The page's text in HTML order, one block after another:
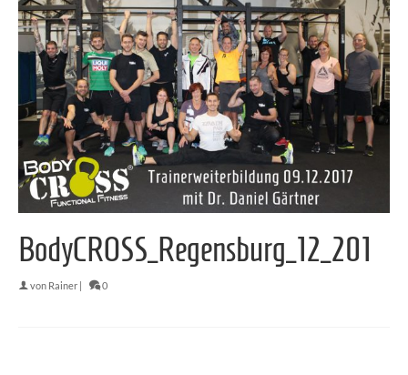
BodyCROSS_Regensburg_12_201
von Rainer | 0